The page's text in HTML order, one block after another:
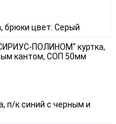
брюки цвет: Серый
п/к синий с черным и